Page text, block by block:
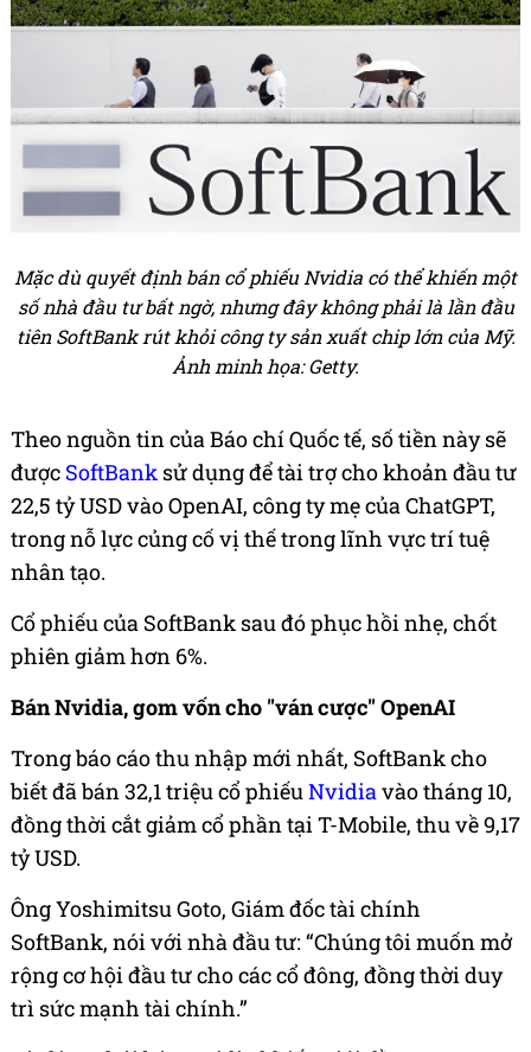
Mặc dù quyết định bán cổ phiếu Nvidia có thể khiến một
số nhà đầu tư bất ngờ, nhưng đây không phải là lần đầu
tiên SoftBank rút khỏi công ty sản xuất chip lớn của Mỹ.
Ảnh minh họa: Getty.
Theo nguồn tin của Báo chí Quốc tế, số tiền này sẽ
được SoftBank sử dụng để tài trợ cho khoản đầu tư
22,5 tỷ USD vào OpenAI, công ty mẹ của ChatGPT,
trong nỗ lực củng cố vị thế trong lĩnh vực trí tuệ
nhân tạo.
Cổ phiếu của SoftBank sau đó phục hồi nhẹ, chốt
phiên giảm hơn 6%.
Bán Nvidia, gom vốn cho "ván cược" OpenAI
Trong báo cáo thu nhập mới nhất, SoftBank cho
biết đã bán 32,1 triệu cổ phiếuNvidiavào tháng 10,
đồng thời cắt giảm cổ phần tại T-Mobile, thu về 9,17
tỷ USD.
Ông Yoshimitsu Goto, Giám đốc tài chính
SoftBank, nói với nhà đầu tư: “Chúng tôi muốn mở
rộng cơ hội đầu tư cho các cổ đông, đồng thời duy
trì sức mạnh tài chính.”